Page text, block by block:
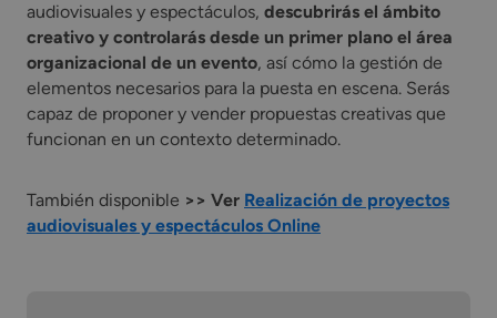
audiovisuales y espectáculos, descubrirás el ámbito
creativo y controlarás desde un primer plano el área
organizacional de un evento, así cómo la gestión de
elementos necesarios para la puesta en escena. Serás
capaz de proponer y vender propuestas creativas que
funcionan en un contexto determinado.
También disponible >> Ver Realización de proyectos
audiovisuales y espectáculos Online